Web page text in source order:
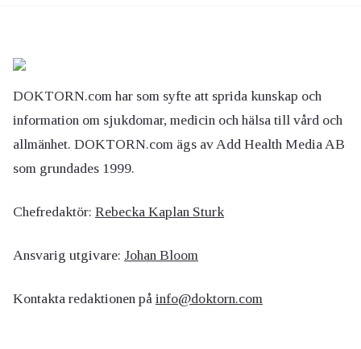
DOKTORN.com har som syfte att sprida kunskap och
information om sjukdomar, medicin och hälsa till vård och
allmänhet. DOKTORN.com ägs av Add Health Media AB
som grundades 1999.
Chefredaktör: Rebecka Kaplan Sturk
Ansvarig utgivare: Johan Bloom
Kontakta redaktionen på info@doktorn.com